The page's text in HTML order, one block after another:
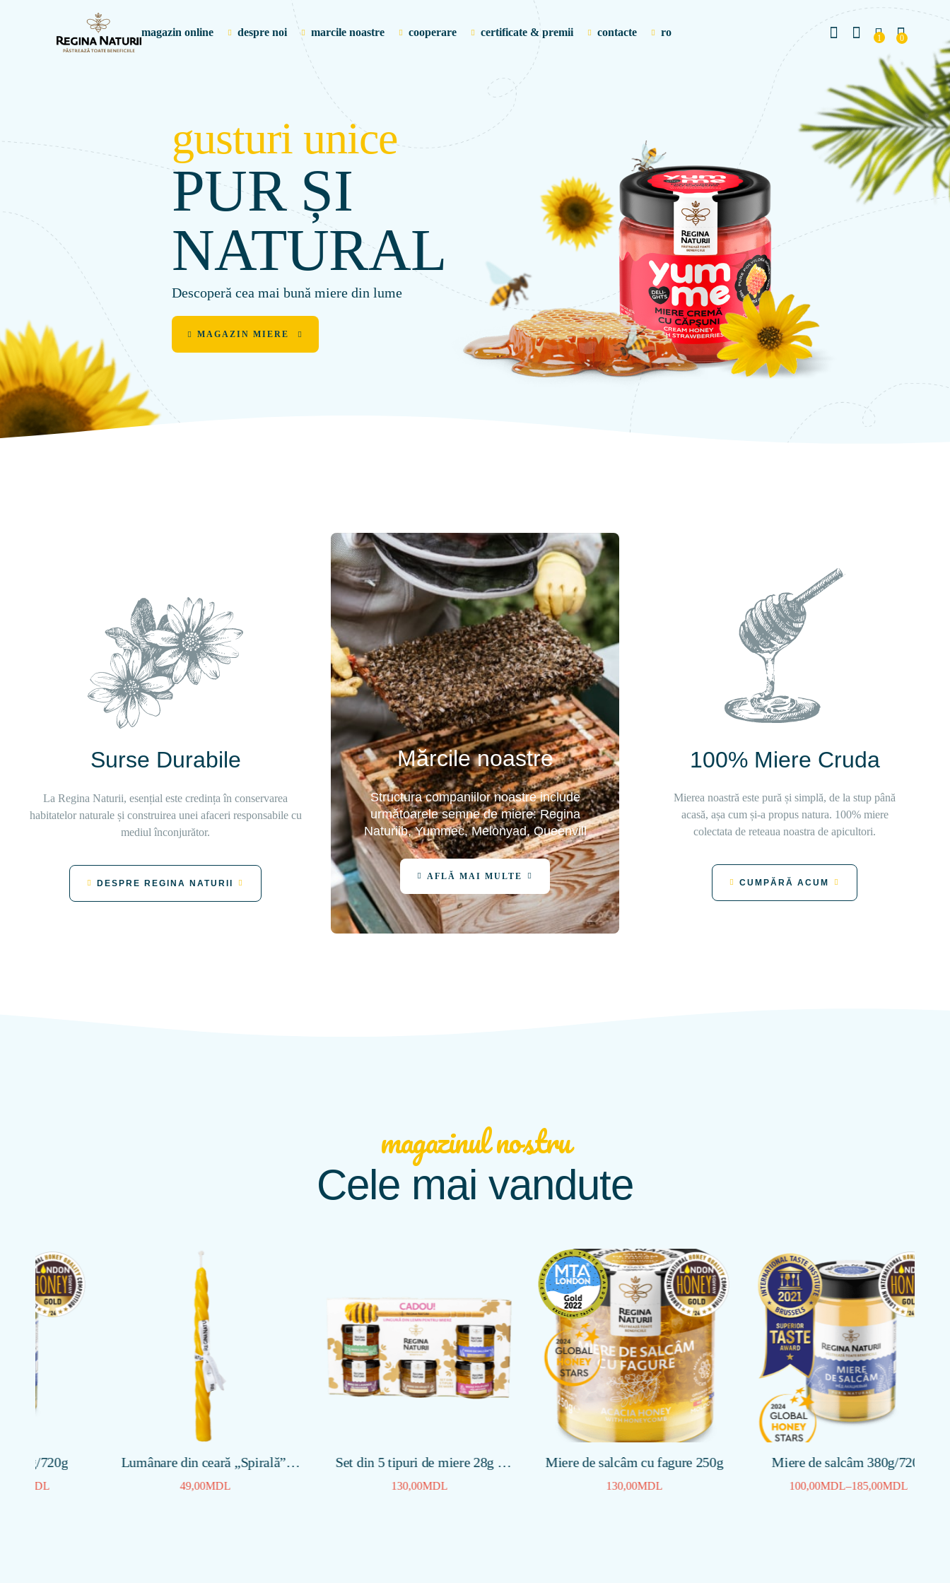
magazin online despre noi marcile noastre cooperare certificate & premii contacte ro 1 0
gusturi unice
PUR ȘI
NATURAL
Descoperă cea mai bună miere din lume
MAGAZIN MIERE
Surse Durabile
La Regina Naturii, esențial este credința în conservarea
habitatelor naturale și construirea unei afaceri responsabile cu
mediul înconjurător.
DESPRE REGINA NATURII
Mărcile noastre
Structura companiilor noastre include
următoarele semne de miere: Regina
Naturiib, Yummec, Melonyad, Queenvill
AFLĂ MAI MULTE
100% Miere Cruda
Mierea noastră este pură și simplă, de la stup până
acasă, așa cum și-a propus natura. 100% miere
colectata de reteaua noastra de apicultori.
CUMPĂRĂ ACUM
Cele mai vandute
magazinul nostru
Lumânare din ceară „Spirală”,
200mm, 4 ore
Set din 5 tipuri de miere 28g x
MDL
Miere de salcâm cu fagure 250g
MDL
Miere de salcâm 380g/720g
MDL–185,00MDL